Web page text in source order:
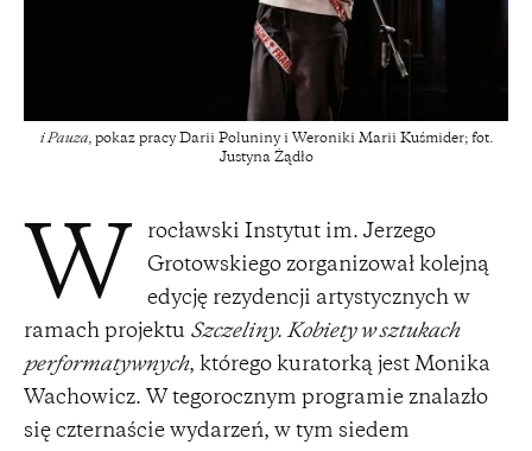
i Pauza, pokaz pracy Darii Poluniny i Weroniki Marii Kuśmider; fot.
Justyna Żądło
W
rocławski Instytut im. Jerzego
Grotowskiego zorganizował kolejną
edycję rezydencji artystycznych w
ramach projektu Szczeliny. Kobiety w sztukach
performatywnych, którego kuratorką jest Monika
Wachowicz. W tegorocznym programie znalazło
się czternaście wydarzeń, w tym siedem